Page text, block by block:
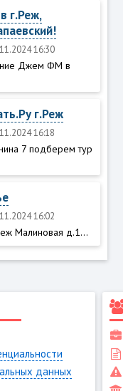
г.Реж,
16:30
Джем ФМ в
г.Реж
16:18
7 подберем тур
16:02
Малиновая д.1...
данных